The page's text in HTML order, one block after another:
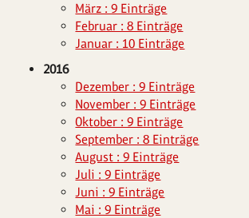
März : 9 Einträge
Februar : 8 Einträge
Januar : 10 Einträge
2016
Dezember : 9 Einträge
November : 9 Einträge
Oktober : 9 Einträge
September : 8 Einträge
August : 9 Einträge
Juli : 9 Einträge
Juni : 9 Einträge
Mai : 9 Einträge